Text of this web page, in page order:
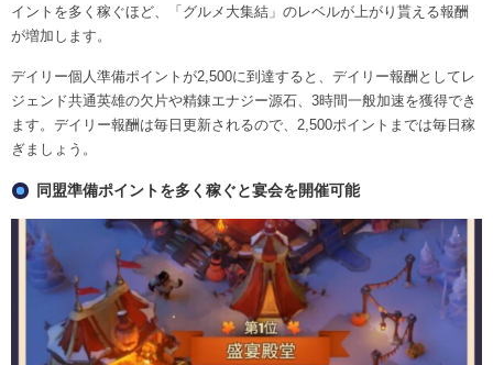
イントを多く稼ぐほど、「グルメ大集結」のレベルが上がり貰える報酬
が増加します。
デイリー個人準備ポイントが2,500に到達すると、デイリー報酬としてレ
ジェンド共通英雄の欠片や精錬エナジー源石、3時間一般加速を獲得でき
ます。デイリー報酬は毎日更新されるので、2,500ポイントまでは毎日稼
ぎましょう。
同盟準備ポイントを多く稼ぐと宴会を開催可能